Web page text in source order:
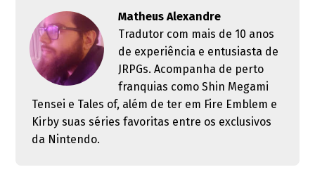
Matheus Alexandre
Tradutor com mais de 10 anos
de experiência e entusiasta de
JRPGs. Acompanha de perto
franquias como Shin Megami
Tensei e Tales of, além de ter em Fire Emblem e
Kirby suas séries favoritas entre os exclusivos
da Nintendo.